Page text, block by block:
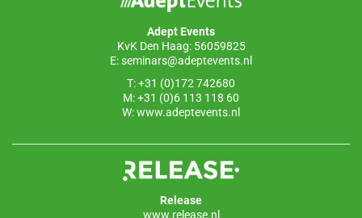
Adept Events
KvK Den Haag: 56059825
E:seminars@adeptevents.nl
T: +31 (0)172 742680
M: +31 (0)6 113 118 60
W:www.adeptevents.nl
Release
www.release.nl